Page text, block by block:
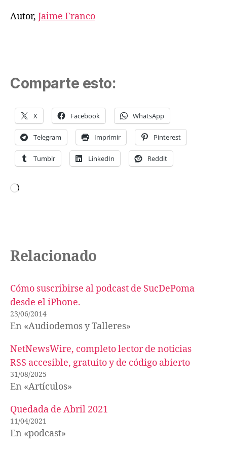
Autor, Jaime Franco
Comparte esto:
X Facebook WhatsApp
Telegram Imprimir Pinterest
Tumblr LinkedIn Reddit
Relacionado
Cómo suscribirse al podcast de SucDePoma
desde el iPhone.
23/06/2014
En «Audiodemos y Talleres»
NetNewsWire, completo lector de noticias
RSS accesible, gratuito y de código abierto
31/08/2025
En «Artículos»
Quedada de Abril 2021
11/04/2021
En «podcast»